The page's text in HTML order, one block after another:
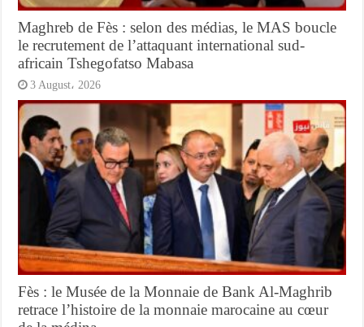
Maghreb de Fès : selon des médias, le MAS boucle
le recrutement de l’attaquant international sud-
africain Tshegofatso Mabasa
3 August، 2026
Fès : le Musée de la Monnaie de Bank Al-Maghrib
retrace l’histoire de la monnaie marocaine au cœur